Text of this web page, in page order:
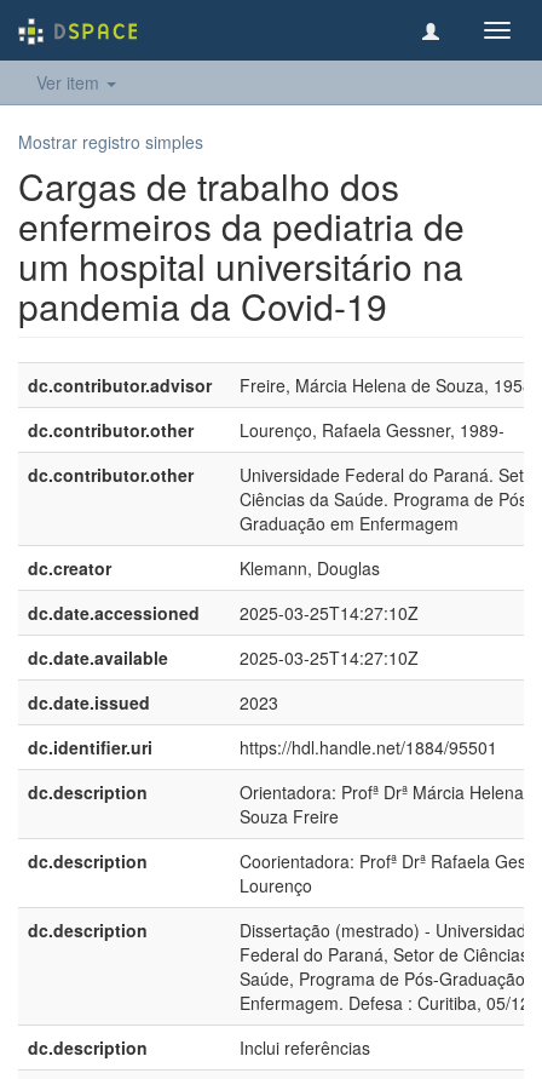
Ver item
Mostrar registro simples
Cargas de trabalho dos
enfermeiros da pediatria de
um hospital universitário na
pandemia da Covid-19
dc.contributor.advisor
Freire, Márcia Helena de Souza, 1958-
dc.contributor.other
Lourenço, Rafaela Gessner, 1989-
dc.contributor.other
Universidade Federal do Paraná.
Ciências da Saúde. Programa de Pós-
Graduação em Enfermagem
dc.creator
Klemann, Douglas
dc.date.accessioned
2025-03-25T14:27:10Z
dc.date.available
2025-03-25T14:27:10Z
dc.date.issued
2023
dc.identifier.uri
https://hdl.handle.net/1884/95501
dc.description
Orientadora: Profª Drª Márcia Helena
Souza Freire
dc.description
Coorientadora: Profª Drª Rafaela
Lourenço
dc.description
Dissertação (mestrado) - Universidade
Federal do Paraná, Setor de Ciências
Saúde, Programa de Pós-Graduação
Enfermagem. Defesa : Curitiba, 05/12/
dc.description
Inclui referências